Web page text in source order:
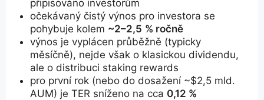
připisováno investorům
očekávaný čistý výnos pro investora se
pohybuje kolem ~2–2,5 % ročně
výnos je vyplácen průběžně (typicky
měsíčně), nejde však o klasickou dividendu,
ale o distribuci staking rewards
pro první rok (nebo do dosažení ~$2,5 mld.
AUM) je TER sníženo na cca 0,12 %